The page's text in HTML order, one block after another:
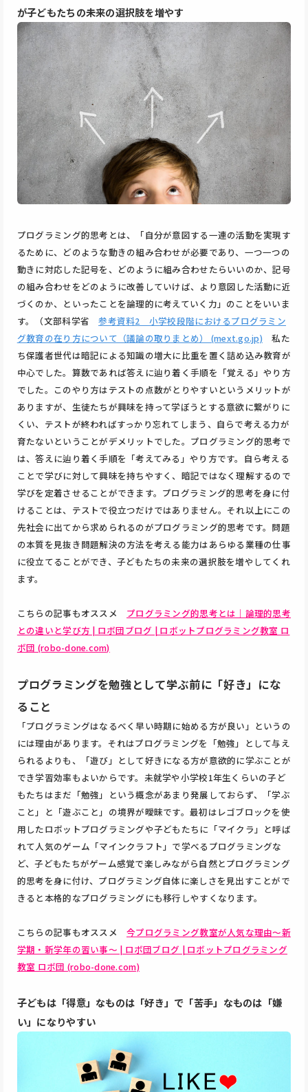
が子どもたちの未来の選択肢を増やす
プログラミング的思考とは、「自分が意図する一連の活動を実現す
るために、どのような動きの組み合わせが必要であり、一つ一つの
動きに対応した記号を、どのように組み合わせたらいいのか、記号
の組み合わせをどのように改善していけば、より意図した活動に近
づくのか、といったことを論理的に考えていく力」のことをいいま
す。（文部科学省参考資料2 小学校段階におけるプログラミン
グ教育の在り方について（議論の取りまとめ） (mext.go.jp) 私た
ち保護者世代は暗記による知識の増大に比重を置く詰め込み教育が
中心でした。算数であれば答えに辿り着く手順を「覚える」やり方
でした。このやり方はテストの点数がとりやすいというメリットが
ありますが、生徒たちが興味を持って学ぼうとする意欲に繋がりに
くい、テストが終わればすっかり忘れてしまう、自らで考える力が
育たないということがデメリットでした。プログラミング的思考で
は、答えに辿り着く手順を「考えてみる」やり方です。自ら考える
ことで学びに対して興味を持ちやすく、暗記ではなく理解するので
学びを定着させることができます。プログラミング的思考を身に付
けることは、テストで役立つだけではありません。それ以上にこの
先社会に出てから求められるのがプログラミング的思考です。問題
の本質を見抜き問題解決の方法を考える能力はあらゆる業種の仕事
に役立てることができ、子どもたちの未来の選択肢を増やしてくれ
ます。
こちらの記事もオススメ プログラミング的思考とは｜論理的思考
との違いと学び方 | ロボ団ブログ | ロボットプログラミング教室 ロ
ボ団 (robo-done.com)
プログラミングを勉強として学ぶ前に「好き」にな
ること
「プログラミングはなるべく早い時期に始める方が良い」というの
には理由があります。それはプログラミングを「勉強」として与え
られるよりも、「遊び」として好きになる方が意欲的に学ぶことが
でき学習効率もよいからです。未就学や小学校1年生くらいの子ど
もたちはまだ「勉強」という概念があまり発展しておらず、「学ぶ
こと」と「遊ぶこと」の境界が曖昧です。最初はレゴブロックを使
用したロボットプログラミングや子どもたちに「マイクラ」と呼ば
れて人気のゲーム「マインクラフト」で学べるプログラミングな
ど、子どもたちがゲーム感覚で楽しみながら自然とプログラミング
的思考を身に付け、プログラミング自体に楽しさを見出すことがで
きると本格的なプログラミングにも移行しやすくなります。
こちらの記事もオススメ今プログラミング教室が人気な理由～新
学期・新学年の習い事～ | ロボ団ブログ | ロボットプログラミング
教室 ロボ団 (robo-done.com)
子どもは「得意」なものは「好き」で「苦手」なものは「嫌
い」になりやすい